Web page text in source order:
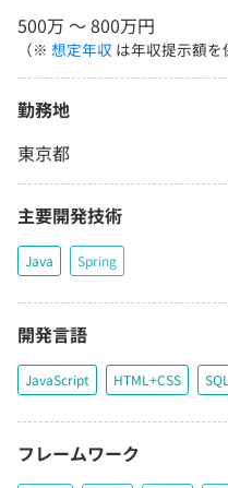
500万 〜 800万円
（※ 想定年収 は年収提示額を
勤務地
東京都
主要開発技術
Java Spring
開発言語
JavaScript HTML+CSS SQL
フレームワーク